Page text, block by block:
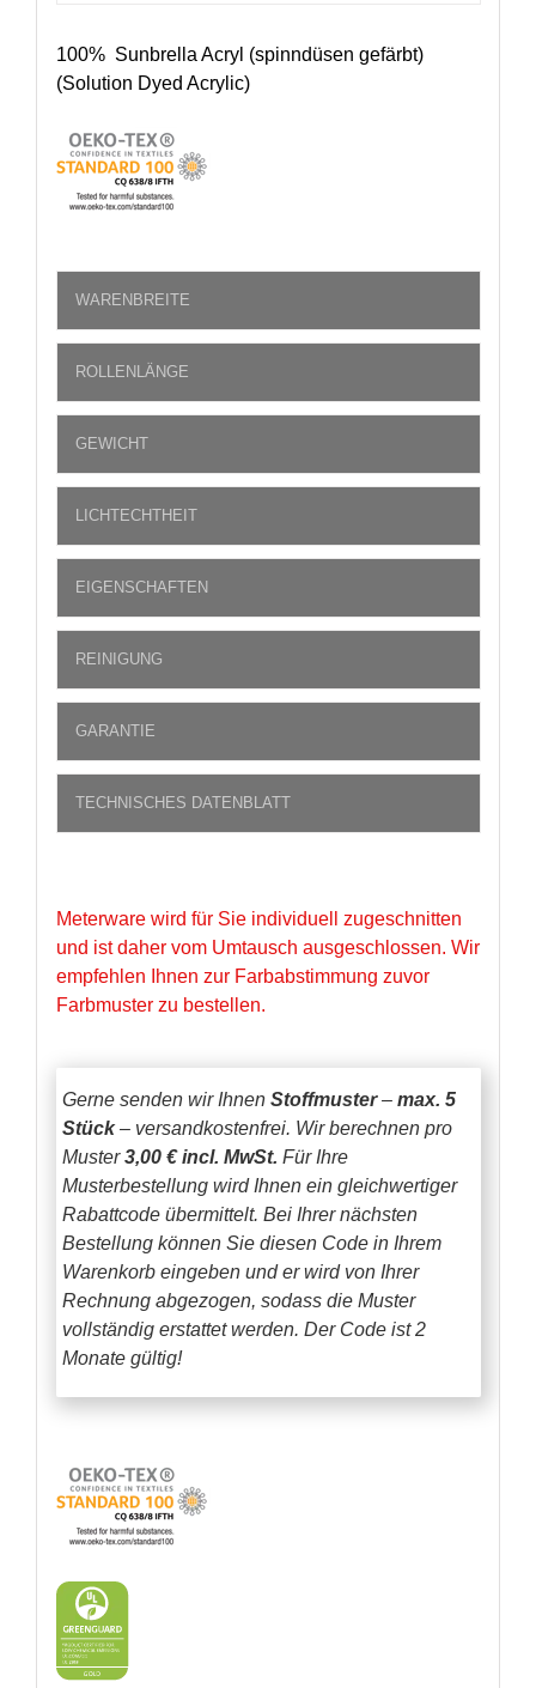
100% Sunbrella Acryl (spinndüsen gefärbt)
(Solution Dyed Acrylic)
WARENBREITE
ROLLENLÄNGE
GEWICHT
LICHTECHTHEIT
EIGENSCHAFTEN
REINIGUNG
GARANTIE
TECHNISCHES DATENBLATT
Meterware wird für Sie individuell zugeschnitten
und ist daher vom Umtausch ausgeschlossen. Wir
empfehlen Ihnen zur Farbabstimmung zuvor
Farbmuster zu bestellen.
Gerne senden wir Ihnen Stoffmuster– max. 5
Stück– versandkostenfrei. Wir berechnen pro
Muster3,00 € incl. MwSt. Für Ihre
Musterbestellung wird Ihnen ein gleichwertiger
Rabattcode übermittelt. Bei Ihrer nächsten
Bestellung können Sie diesen Code in Ihrem
Warenkorb eingeben und er wird von Ihrer
Rechnung abgezogen, sodass die Muster
vollständig erstattet werden. Der Code ist 2
Monate gültig!